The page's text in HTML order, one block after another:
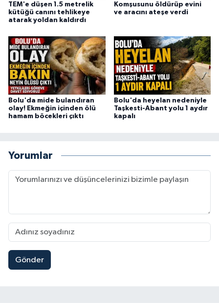
TEM'e düşen 1.5 metrelik
kütüğü canını tehlikeye
atarak yoldan kaldırdı
Komşusunu öldürüp evini
ve aracını ateşe verdi
Bolu'da mide bulandıran
olay! Ekmeğin içinden ölü
hamam böcekleri çıktı
Bolu'da heyelan nedeniyle
Taşkesti-Abant yolu 1 aydır
kapalı
Yorumlar
Gönder